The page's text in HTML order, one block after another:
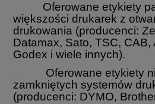
Oferowane etykiety
większości drukarek z
drukowania (producenci:
Datamax, Sato, TSC, CAB,
Godex i wiele innych).
Oferowane etykiety
zamkniętych systemów
(producenci: DYMO,